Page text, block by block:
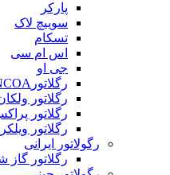
پارکر
سوییچ لاک
تسکام
اس ام سی
جی او
رگلاتورCONCOA
رگلاتور
رگلاتور
رگلاتور
رگولاتور ایرانی
رگلاتور گاز